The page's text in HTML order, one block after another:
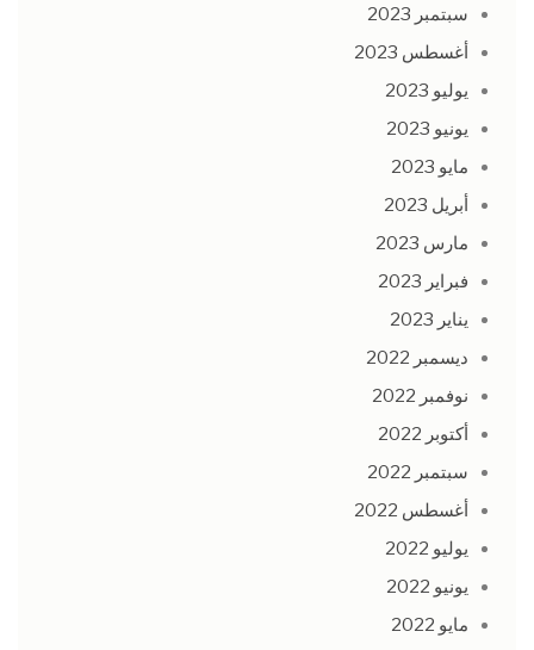
سبتمبر 2023
أغسطس 2023
يوليو 2023
يونيو 2023
مايو 2023
أبريل 2023
مارس 2023
فبراير 2023
يناير 2023
ديسمبر 2022
نوفمبر 2022
أكتوبر 2022
سبتمبر 2022
أغسطس 2022
يوليو 2022
يونيو 2022
مايو 2022